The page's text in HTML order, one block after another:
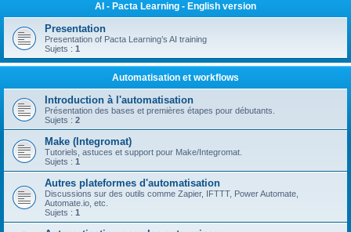
AI - Pacta Learning - English version
Presentation
Presentation of Pacta Learning’s AI training
Sujets : 1
Automatisation et workflows
Introduction à l'automatisation
Présentation des bases et premières étapes pour débutants.
Sujets : 2
Make (Integromat)
Tutoriels, astuces et support pour Make/Integromat.
Sujets : 1
Autres plateformes d'automatisation
Discussions sur des outils comme Zapier, IFTTT, Power Automate,
Automate.io, etc.
Sujets : 1